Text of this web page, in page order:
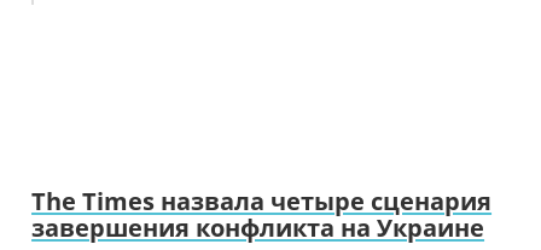
The Times назвала четыре сценария
завершения конфликта на Украине